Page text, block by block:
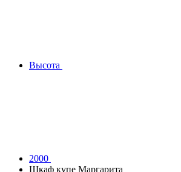
Высота
2000
Шкаф купе Маргарита